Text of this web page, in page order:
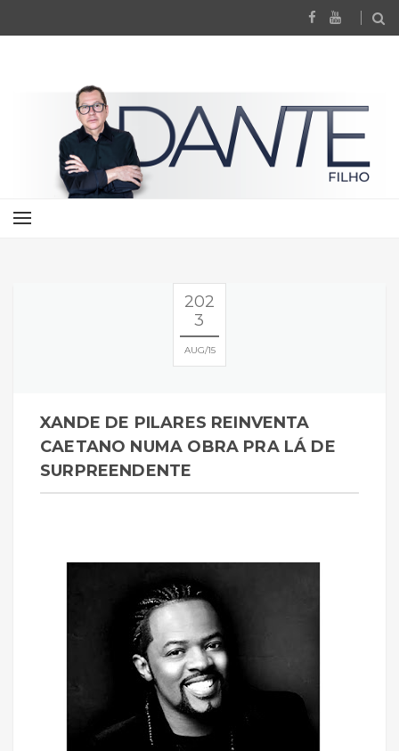
202
3
AUG 15
XANDE DE PILARES REINVENTA
CAETANO NUMA OBRA PRA LÁ DE
SURPREENDENTE